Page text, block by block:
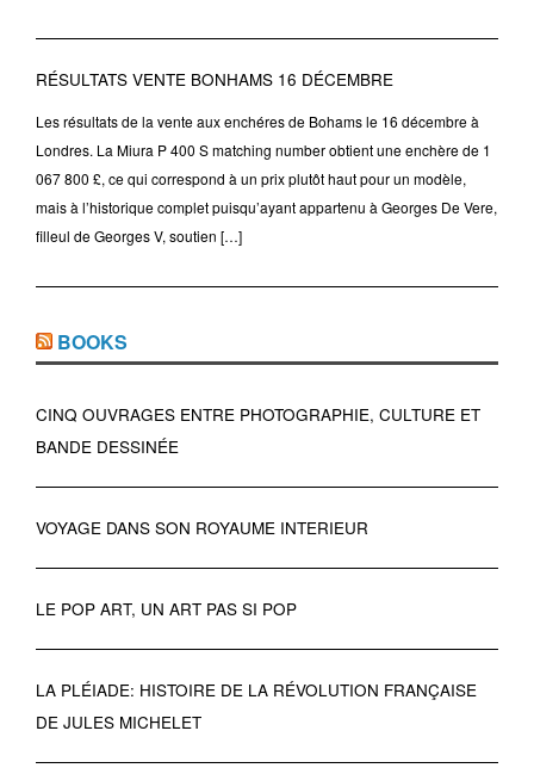
RÉSULTATS VENTE BONHAMS 16 DÉCEMBRE
Les résultats de la vente aux enchéres de Bohams le 16 décembre à
Londres. La Miura P 400 S matching number obtient une enchère de 1
067 800 £, ce qui correspond à un prix plutôt haut pour un modèle,
mais à l’historique complet puisqu’ayant appartenu à Georges De Vere,
filleul de Georges V, soutien […]
BOOKS
CINQ OUVRAGES ENTRE PHOTOGRAPHIE, CULTURE ET
BANDE DESSINÉE
VOYAGE DANS SON ROYAUME INTERIEUR
LE POP ART, UN ART PAS SI POP
LA PLÉIADE: HISTOIRE DE LA RÉVOLUTION FRANÇAISE
DE JULES MICHELET